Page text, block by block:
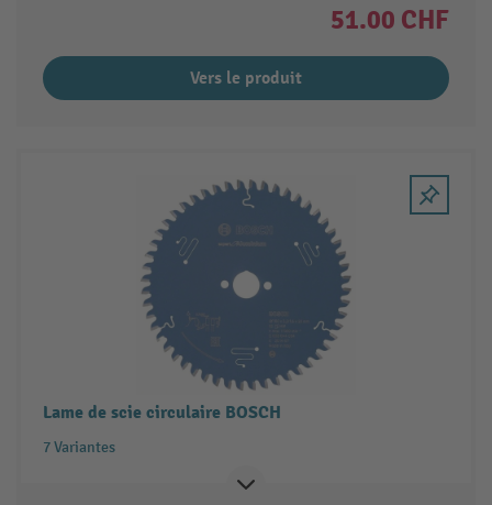
51.00 CHF
Vers le produit
Lame de scie circulaire BOSCH
7 Variantes